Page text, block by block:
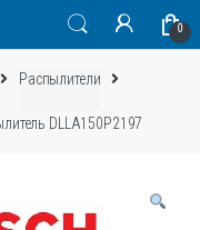
0
Распылители
DLLA150P2197